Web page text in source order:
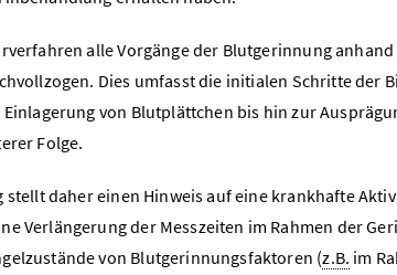
alle Vorgänge der Blutgerinnung
Dies umfasst die initialen Schritte der
von Blutplättchen bis hin zur
Folge.
daher einen Hinweis auf eine krankhafte
Verlängerung der Messzeiten im Rahmen der
von Blutgerinnungsfaktoren (z.B. im